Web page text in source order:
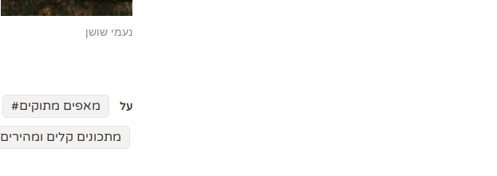
נעמי שושן
על מאפים מתוקים
מתכונים קלים ומהירים